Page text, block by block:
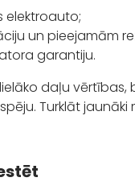
elektroauto;
un pieejamām
garantiju.
daļu
Turklāt